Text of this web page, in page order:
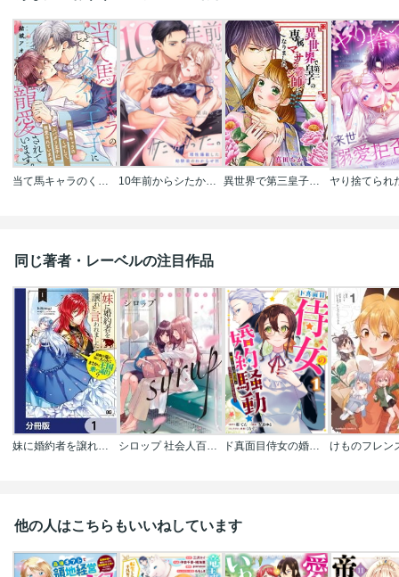
当て馬キャラのくせして、スパダリ王子に寵愛されています。 10年前からシたかった。～理性爆散した幼馴染のわからせＨ 異世界で第三皇子の専属マッサージ師になりました｡【フルカラー】
同じ著者・レーベルの注目作品
妹に婚約者を譲れと言われました 最強の竜に気に入られてまさかの王国乗っ取り?【分冊版】 シロップ 社会人百合アンソロジー ド真面目侍女の婚約騒動! ～無口な騎士団副団長に実はベタ惚れされてました～
他の人はこちらもいいねしています